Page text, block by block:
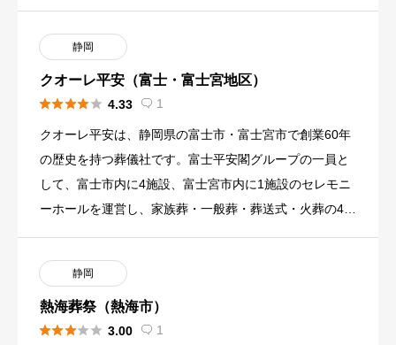
静岡
クオーレ平安（富士・富士宮地区）
 4.33  1
クオーレ平安は、静岡県の富士市・富士宮市で創業60年
の歴史を持つ葬儀社です。富士平安閣グループの一員と
して、富士市内に4施設、富士宮市内に1施設のセレモニ
ーホールを運営し、家族葬・一般葬・葬送式・火葬の4プ
静岡
熱海葬祭（熱海市）
 3.00  1